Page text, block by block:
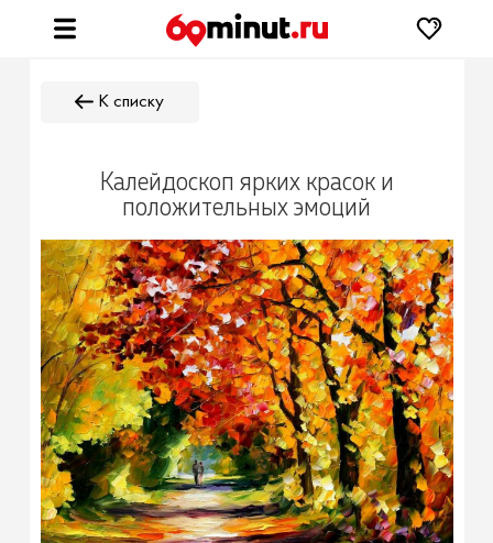
К списку
Калейдоскоп ярких красок и
положительных эмоций